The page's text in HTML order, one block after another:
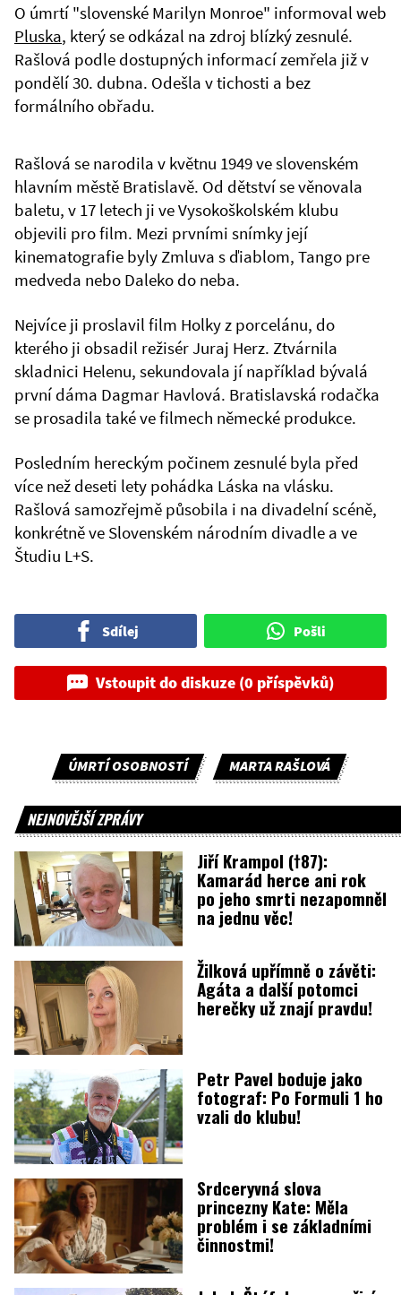
O úmrtí "slovenské Marilyn Monroe" informoval web
Pluska, který se odkázal na zdroj blízký zesnulé.
Rašlová podle dostupných informací zemřela již v
pondělí 30. dubna. Odešla v tichosti a bez
formálního obřadu.
Rašlová se narodila v květnu 1949 ve slovenském
hlavním městě Bratislavě. Od dětství se věnovala
baletu, v 17 letech ji ve Vysokoškolském klubu
objevili pro film. Mezi prvními snímky její
kinematografie byly Zmluva s ďiablom, Tango pre
medveda nebo Daleko do neba.
Nejvíce ji proslavil film Holky z porcelánu, do
kterého ji obsadil režisér Juraj Herz. Ztvárnila
skladnici Helenu, sekundovala jí například bývalá
první dáma Dagmar Havlová. Bratislavská rodačka
se prosadila také ve filmech německé produkce.
Posledním hereckým počinem zesnulé byla před
více než deseti lety pohádka Láska na vlásku.
Rašlová samozřejmě působila i na divadelní scéně,
konkrétně ve Slovenském národním divadle a ve
Študiu L+S.
Sdílej Pošli
Vstoupit do diskuze (0 příspěvků)
ÚMRTÍ OSOBNOSTÍ MARTA RAŠLOVÁ
NEJNOVĚJŠÍ ZPRÁVY
Jiří Krampol (†87):
Kamarád herce ani rok
po jeho smrti nezapomněl
na jednu věc!
Žilková upřímně o závěti:
Agáta a další potomci
herečky už znají pravdu!
Petr Pavel boduje jako
fotograf: Po Formuli 1 ho
vzali do klubu!
Srdceryvná slova
princezny Kate: Měla
problém i se základními
činnostmi!